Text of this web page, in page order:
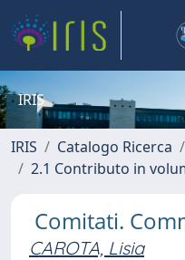
IRIS
IRIS Catalogo Ricerca
2.1 Contributo in
Comitati.
CAROTA, Lisia